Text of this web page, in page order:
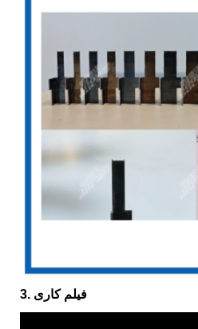
3. فیلم کاری